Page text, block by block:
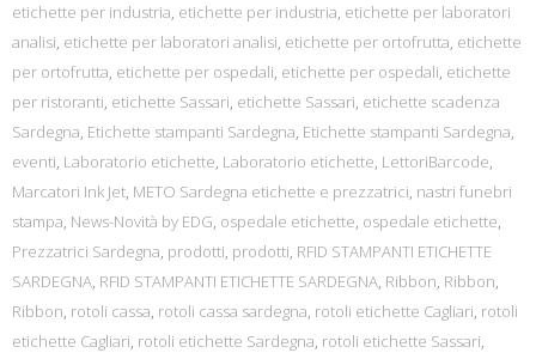
etichette per industria, etichette per industria, etichette per laboratori
analisi, etichette per laboratori analisi, etichette per ortofrutta, etichette
per ortofrutta, etichette per ospedali, etichette per ospedali, etichette
per ristoranti, etichette Sassari, etichette Sassari, etichette scadenza
Sardegna, Etichette stampanti Sardegna, Etichette stampanti Sardegna,
eventi, Laboratorio etichette, Laboratorio etichette, LettoriBarcode,
Marcatori Ink Jet, METO Sardegna etichette e prezzatrici, nastri funebri
stampa, News-Novità by EDG, ospedale etichette, ospedale etichette,
Prezzatrici Sardegna, prodotti, prodotti, RFID STAMPANTI ETICHETTE
SARDEGNA, RFID STAMPANTI ETICHETTE SARDEGNA, Ribbon, Ribbon,
Ribbon, rotoli cassa, rotoli cassa sardegna, rotoli etichette Cagliari, rotoli
etichette Cagliari, rotoli etichette Sardegna, rotoli etichette Sassari,